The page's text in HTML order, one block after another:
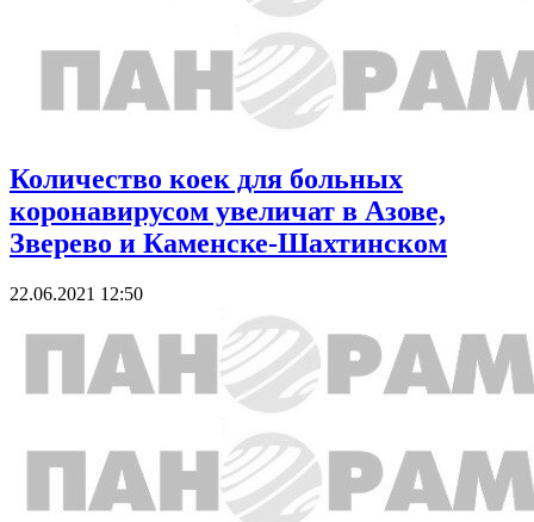
Количество коек для больных
коронавирусом увеличат в Азове,
Зверево и Каменске-Шахтинском
22.06.2021 12:50